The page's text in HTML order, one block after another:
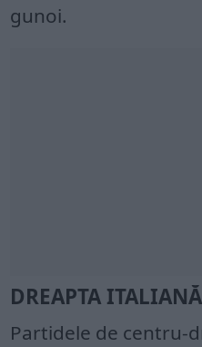
gunoi.
DREAPTA
Partidele de centru-